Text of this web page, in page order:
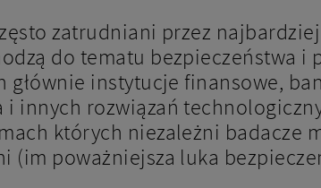
zatrudniani przez
do tematu bezpieczeństwa i
instytucje finansowe,
innych rozwiązań
których niezależni badacze
poważniejsza luka